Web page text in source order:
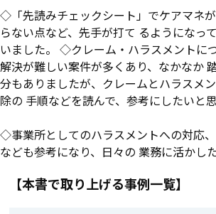
◇「先読みチェックシート」でケアマネ
らない点など、先手が打て るようになっ
いました。 ◇クレーム・ハラスメントに
解決が難しい案件が多くあり、なかなか
分もありましたが、クレームとハラスメ
除の 手順などを読んで、参考にしたいと
◇事業所としてのハラスメントへの対応
なども参考になり、日々の 業務に活かし
【本書で取り上げる事例一覧】